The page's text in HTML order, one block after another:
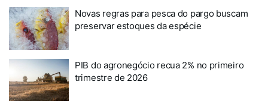
Novas regras para pesca do pargo buscam
preservar estoques da espécie
PIB do agronegócio recua 2% no primeiro
trimestre de 2026